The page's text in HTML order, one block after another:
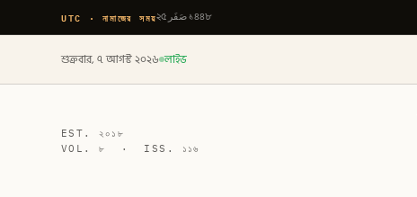
UTC · নামাজের সময় ২৫ صَفَر ১৪৪৮
শুক্রবার, ৭ আগস্ট ২০২৬ লাইভ
EST.২০১৮
VOL.৮ · ISS. ১১৬